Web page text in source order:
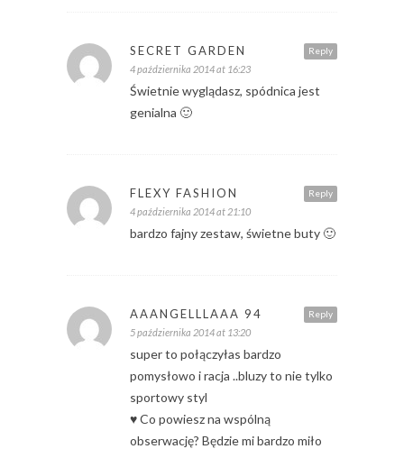
Reply
SECRET GARDEN
4 października 2014 at 16:23
Świetnie wyglądasz, spódnica jest
genialna 🙂
Reply
FLEXY FASHION
4 października 2014 at 21:10
bardzo fajny zestaw, świetne buty 🙂
Reply
AAANGELLLAAA 94
5 października 2014 at 13:20
super to połączyłas bardzo
pomysłowo i racja ..bluzy to nie tylko
sportowy styl
♥ Co powiesz na wspólną
obserwację? Będzie mi bardzo miło